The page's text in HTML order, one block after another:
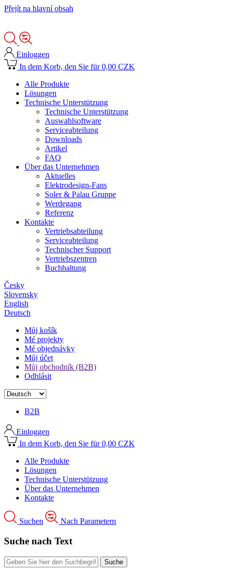
Přejít na hlavní obsah
Einloggen
In dem Korb, den Sie für 0,00 CZK
Alle Produkte
Lösungen
Technische Unterstützung
Technische Unterstützung
Auswahlsoftware
Serviceabteilung
Downloads
Artikel
FAQ
Über das Unternehmen
Aktuelles
Elektrodesign-Fans
Soler & Palau Gruppe
Werdegang
Referenz
Kontakte
Vertriebsabteilung
Serviceabteilung
Technischer Support
Vertriebszentren
Buchhaltung
Česky
Slovensky
English
Deutsch
Můj košík
Mé projekty
Mé objednávky
Můj účet
Můj obchodník (B2B)
Odhlásit
B2B
Einloggen
In dem Korb, den Sie für 0,00 CZK
Alle Produkte
Lösungen
Technische Unterstützung
Über das Unternehmen
Kontakte
Suchen Nach Parametern
Suche nach Text